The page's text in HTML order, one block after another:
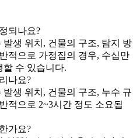
되나요?
생 위치, 건물의 구조, 탐지 방
적으로 가정집의 경우, 수십만
할 수 있습니다.
나요?
생 위치, 건물의 구조, 누수 규
적으로 2~3시간 정도 소요됩
가요?